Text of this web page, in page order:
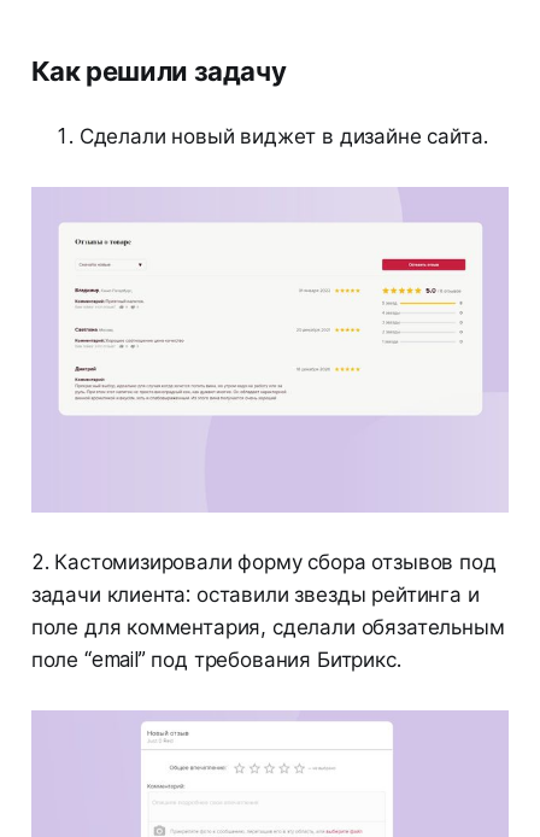
Как решили задачу
Сделали новый виджет в дизайне сайта.
2. Кастомизировали форму сбора отзывов под
задачи клиента: оставили звезды рейтинга и
поле для комментария, сделали обязательным
поле “email” под требования Битрикс.